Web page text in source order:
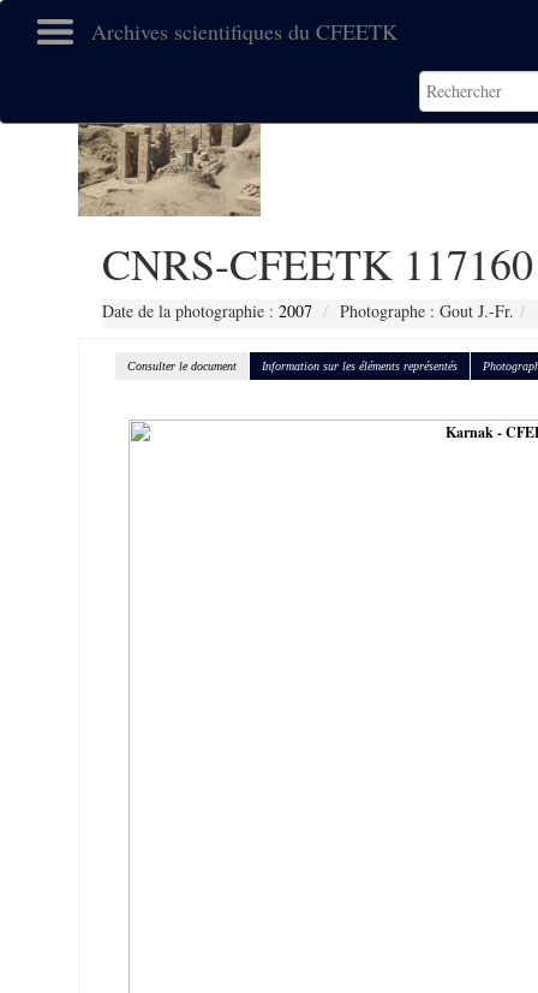
Archives scientifiques du CFEETK
CNRS-CFEETK 117160
Date de la photographie : 2007 Photographe : Gout J.-Fr.
Consulter le document Information sur les éléments représentés